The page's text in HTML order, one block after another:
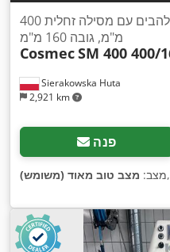
Sierakowska Huta
2,921 km
מסור מרובה להבים עם מסילה זחלית 400
מ"מ, גובה 160 מ"מ
CosmecSM 400 400/
פנה
מצב: מצב טוב מאוד (משומש) ,